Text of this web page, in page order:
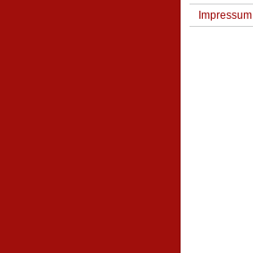
Impressum